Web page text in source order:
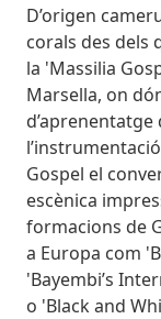
Bio
D’origen
corals des dels
la 'Massilia
Marsella, on
Gospel el
escènica
formacions de
a Europa com
'Bayembi’s
o 'Black and